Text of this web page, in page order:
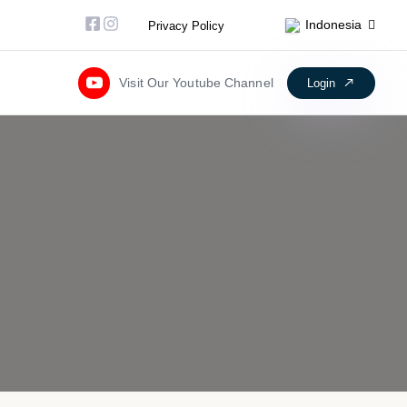
Facebook-square
InstagramPrivacy Policy Indonesia
Visit Our Youtube Channel Login